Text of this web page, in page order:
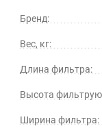
Бренд:
Вес, кг:
Длина фильтра:
Высота
Ширина фильтра: